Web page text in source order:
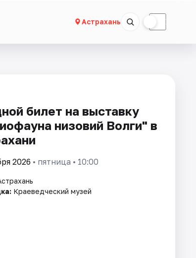
Астрахань ☾
билет на выставку
низовий Волги" в
2026 • пятница • 10:00
Краеведческий музей